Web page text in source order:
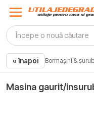
« înapoi Bormașini &
Masina gaurit/